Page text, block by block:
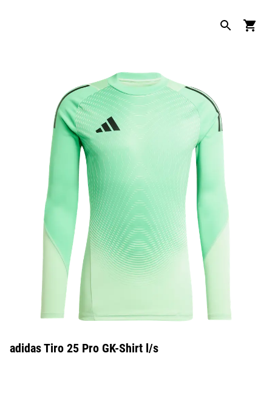
adidas Tiro 25 Pro GK-Shirt l/s